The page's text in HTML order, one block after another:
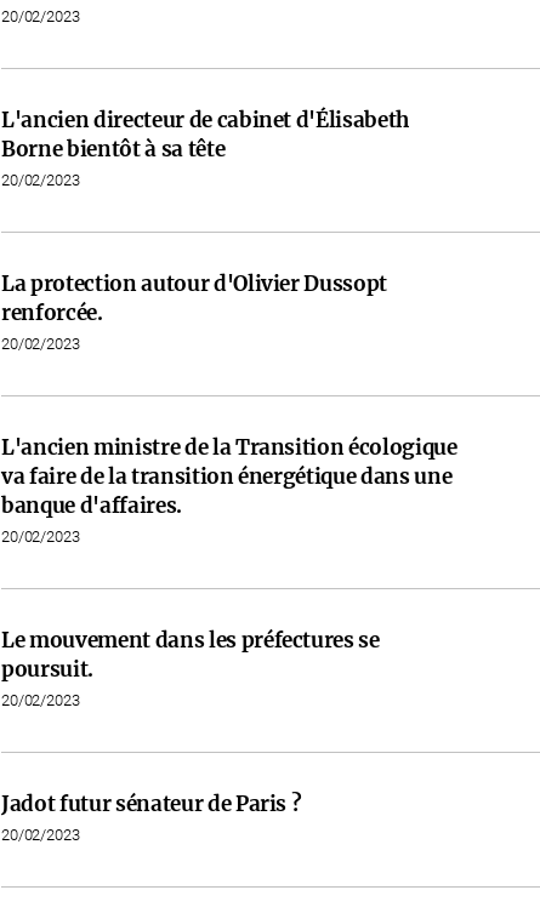
20/02/2023
L'ancien directeur de cabinet d'Élisabeth
Borne bientôt à sa tête
20/02/2023
La protection autour d'Olivier Dussopt
renforcée.
20/02/2023
L'ancien ministre de la Transition écologique
va faire de la transition énergétique dans une
banque d'affaires.
20/02/2023
Le mouvement dans les préfectures se
poursuit.
20/02/2023
Jadot futur sénateur de Paris ?
20/02/2023